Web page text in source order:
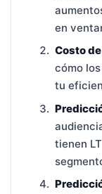
en
Costo
cómo
tu
tienen